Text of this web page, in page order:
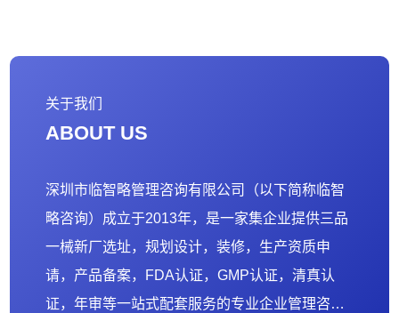
关于我们
ABOUT US
深圳市临智略管理咨询有限公司（以下简称临智
略咨询）成立于2013年，是一家集企业提供三品
一械新厂选址，规划设计，装修，生产资质申
请，产品备案，FDA认证，GMP认证，清真认
证，年审等一站式配套服务的专业企业管理咨询